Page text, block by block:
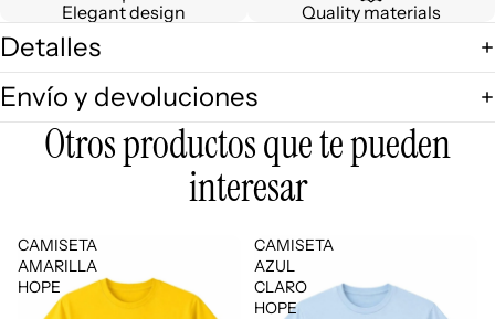
Elegant design Quality materials
Detalles
Envío y devoluciones
Otros productos que te pueden
interesar
CAMISETA
AMARILLA
HOPE
CAMISETA
AZUL
CLARO
HOPE